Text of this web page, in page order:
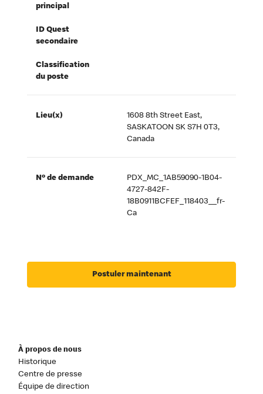
principal
ID Quest
secondaire
Classification
du poste
Lieu(x)
1608 8th Street East,
SASKATOON SK S7H 0T3,
Canada
Nº de demande
PDX_MC_1AB59090-1B04-
4727-842F-
18B0911BCFEF_118403__fr-
Ca
Postuler maintenant
À propos de nous
Historique
Centre de presse
Équipe de direction